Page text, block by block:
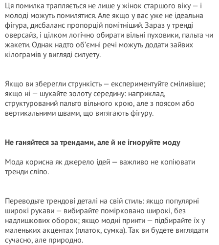
Ця помилка трапляється не лише у жінок старшого віку — і
молоді можуть помилятися. Але якщо у вас уже не ідеальна
фігура, дисбаланс пропорцій помітніший. Зараз у тренді
оверсайз, і цілком логічно обирати вільні пуховики, пальта чи
жакети. Однак надто об’ємні речі можуть додати зайвих
кілограмів у вигляді силуету.
Якщо ви зберегли стрункість — експериментуйте сміливіше;
якщо ні — шукайте золоту середину: наприклад,
структурований пальто вільного крою, але з поясом або
вертикальними швами, що витягають фігуру.
Не ганяйтеся за трендами, але й не ігноруйте моду
Мода корисна як джерело ідей — важливо не копіювати
тренди сліпо.
Переводьте трендові деталі на свій стиль: якщо популярні
широкі рукави — вибирайте помірковано широкі, без
надлишкових оборок; якщо модні принти — підбирайте їх у
маленьких акцентах (платок, сумка). Так ви будете виглядати
сучасно, але природно.